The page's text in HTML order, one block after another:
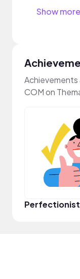
Show more
Achievements
COM on
Perfectionist